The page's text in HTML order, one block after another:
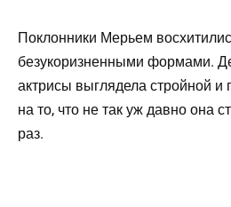
Поклонники Мерьем
безукоризненными формами.
актрисы выглядела стройной и
на то, что не так уж давно она
раз.